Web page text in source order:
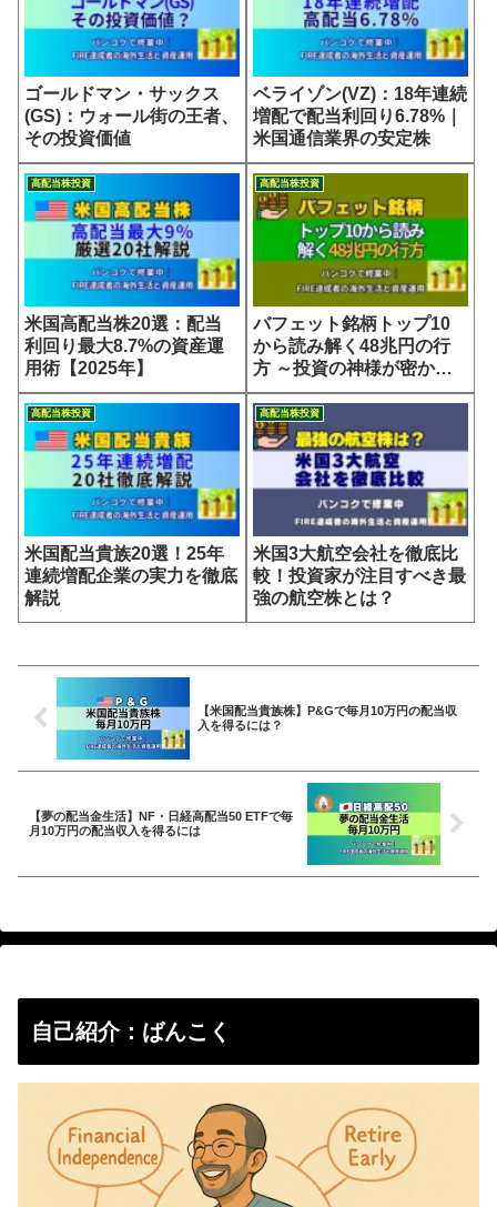
ゴールドマン・サックス
(GS)：ウォール街の王者、
その投資価値
ベライゾン(VZ)：18年連続
増配で配当利回り6.78%｜
米国通信業界の安定株
高配当株投資
米国高配当株20選：配当
利回り最大8.7%の資産運
用術【2025年】
高配当株投資
バフェット銘柄トップ10
から読み解く48兆円の行
方 ～投資の神様が密かに
仕掛ける10銘柄の真意～
高配当株投資
米国配当貴族20選！25年
連続増配企業の実力を徹底
解説
高配当株投資
米国3大航空会社を徹底比
較！投資家が注目すべき最
強の航空株とは？
【米国配当貴族株】P&Gで毎月10万円の配当収
入を得るには？
【夢の配当金生活】NF・日経高配当50 ETFで毎
月10万円の配当収入を得るには
自己紹介：ばんこく